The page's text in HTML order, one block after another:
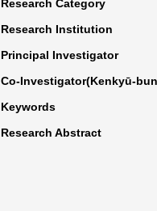
Research Category
Research Institution
Principal Investigator
Co-Investigator(Kenkyū-
Keywords
Research Abstract